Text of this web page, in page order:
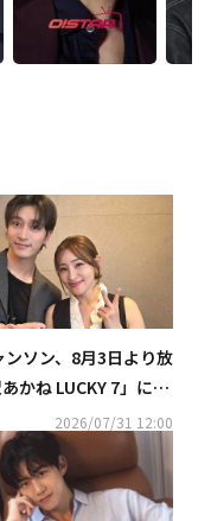
ンソン、8月3日より放
かね LUCKY 7」に出
の日の過ごし方＆体づ
だわりも明らかに
2026/07/31 12:00